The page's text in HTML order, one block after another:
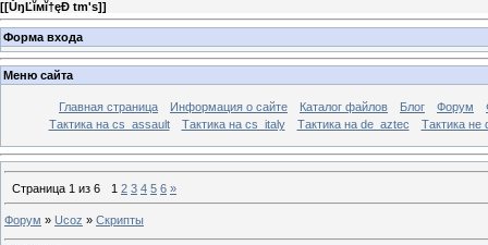
[[ŮŋĽĭмĭ†ęÐ tm's]]
Форма входа
Меню сайта
Главная страница Информация о сайте Каталог файлов Блог Форум
Тактика на сs_assault
Тактика на cs_italy Тактика на de_aztec Тактика не
Страница 1 из 6 1 2 3 4 5 6 »
Форум » Ucoz » Скрипты